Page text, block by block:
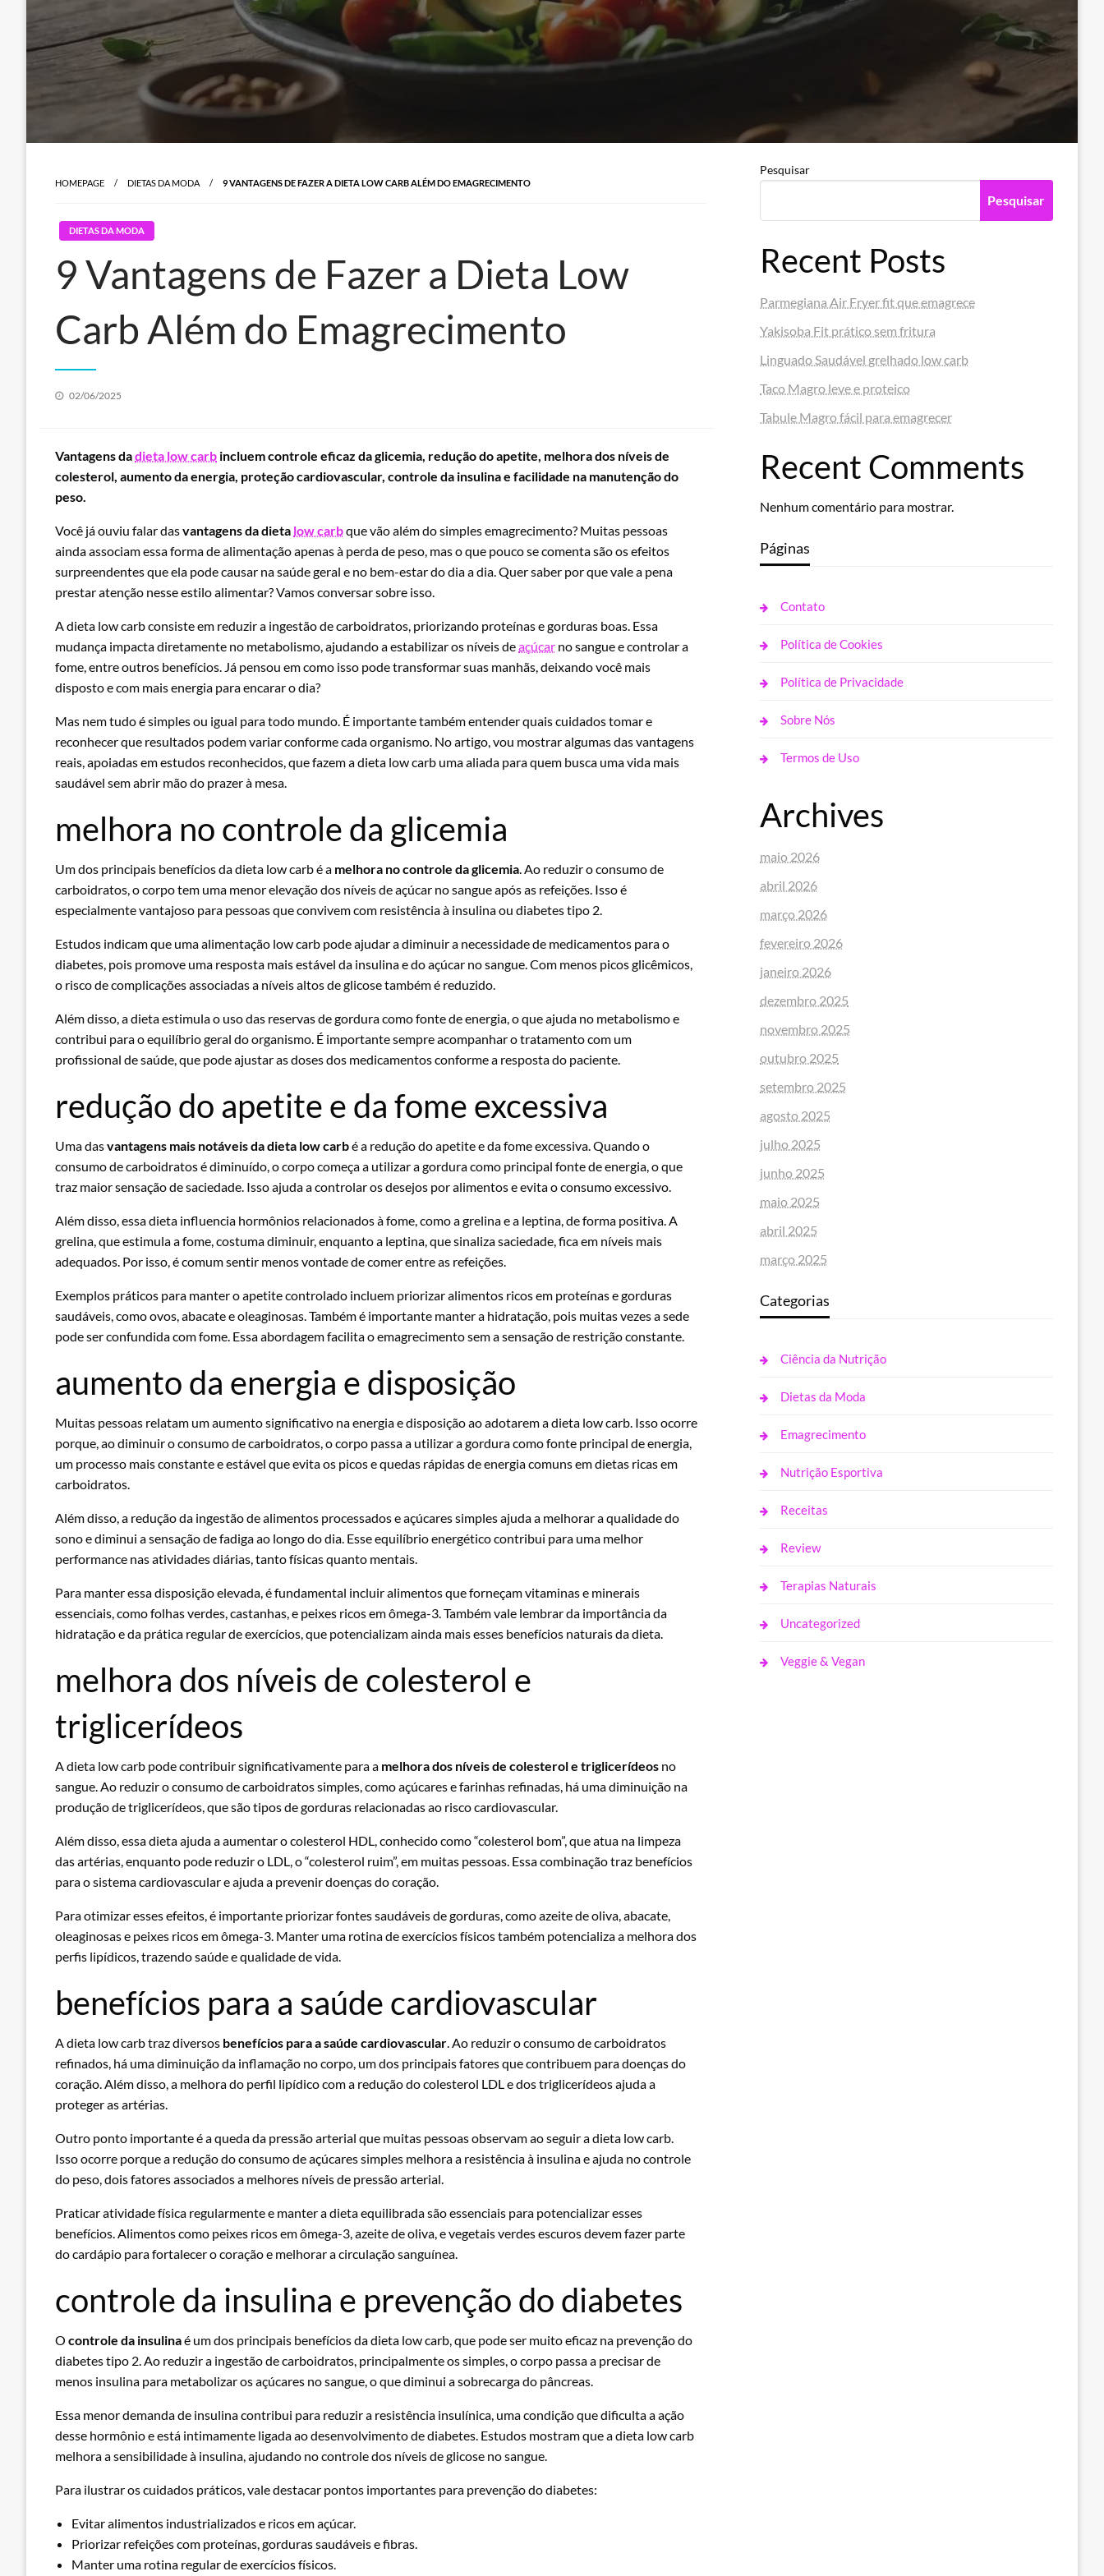
HOMEPAGE DIETAS DA MODA 9 VANTAGENS DE FAZER A DIETA LOW CARB ALÉM DO EMAGRECIMENTO
DIETAS DA MODA
9 Vantagens de Fazer a Dieta Low
Carb Além do Emagrecimento
Posted
02/06/2025
Vantagens dadieta low carb incluem controle eficaz da glicemia, redução do apetite, melhora dos níveis de
colesterol, aumento da energia, proteção cardiovascular, controle da insulina e facilidade na manutenção do
peso.
Você já ouviu falar dasvantagens da dieta low carbque vão além do simples emagrecimento? Muitas pessoas
ainda associam essa forma de alimentação apenas à perda de peso, mas o que pouco se comenta são os efeitos
surpreendentes que ela pode causar na saúde geral e no bem-estar do dia a dia. Quer saber por que vale a pena
prestar atenção nesse estilo alimentar? Vamos conversar sobre isso.
A dieta low carb consiste em reduzir a ingestão de carboidratos, priorizando proteínas e gorduras boas. Essa
mudança impacta diretamente no metabolismo, ajudando a estabilizar os níveis deaçúcar no sangue e controlar a
fome, entre outros benefícios. Já pensou em como isso pode transformar suas manhãs, deixando você mais
disposto e com mais energia para encarar o dia?
Mas nem tudo é simples ou igual para todo mundo. É importante também entender quais cuidados tomar e
reconhecer que resultados podem variar conforme cada organismo. No artigo, vou mostrar algumas das vantagens
reais, apoiadas em estudos reconhecidos, que fazem a dieta low carb uma aliada para quem busca uma vida mais
saudável sem abrir mão do prazer à mesa.
melhora no controle da glicemia
Um dos principais benefícios da dieta low carb é a melhora no controle da glicemia. Ao reduzir o consumo de
carboidratos, o corpo tem uma menor elevação dos níveis de açúcar no sangue após as refeições. Isso é
especialmente vantajoso para pessoas que convivem com resistência à insulina ou diabetes tipo 2.
Estudos indicam que uma alimentação low carb pode ajudar a diminuir a necessidade de medicamentos para o
diabetes, pois promove uma resposta mais estável da insulina e do açúcar no sangue. Com menos picos glicêmicos,
o risco de complicações associadas a níveis altos de glicose também é reduzido.
Além disso, a dieta estimula o uso das reservas de gordura como fonte de energia, o que ajuda no metabolismo e
contribui para o equilíbrio geral do organismo. É importante sempre acompanhar o tratamento com um
profissional de saúde, que pode ajustar as doses dos medicamentos conforme a resposta do paciente.
redução do apetite e da fome excessiva
Uma dasvantagens mais notáveis da dieta low carbé a redução do apetite e da fome excessiva. Quando o
consumo de carboidratos é diminuído, o corpo começa a utilizar a gordura como principal fonte de energia, o que
traz maior sensação de saciedade. Isso ajuda a controlar os desejos por alimentos e evita o consumo excessivo.
Além disso, essa dieta influencia hormônios relacionados à fome, como a grelina e a leptina, de forma positiva. A
grelina, que estimula a fome, costuma diminuir, enquanto a leptina, que sinaliza saciedade, fica em níveis mais
adequados. Por isso, é comum sentir menos vontade de comer entre as refeições.
Exemplos práticos para manter o apetite controlado incluem priorizar alimentos ricos em proteínas e gorduras
saudáveis, como ovos, abacate e oleaginosas. Também é importante manter a hidratação, pois muitas vezes a sede
pode ser confundida com fome. Essa abordagem facilita o emagrecimento sem a sensação de restrição constante.
aumento da energia e disposição
Muitas pessoas relatam um aumento significativo na energia e disposição ao adotarem a dieta low carb. Isso ocorre
porque, ao diminuir o consumo de carboidratos, o corpo passa a utilizar a gordura como fonte principal de energia,
um processo mais constante e estável que evita os picos e quedas rápidas de energia comuns em dietas ricas em
carboidratos.
Além disso, a redução da ingestão de alimentos processados e açúcares simples ajuda a melhorar a qualidade do
sono e diminui a sensação de fadiga ao longo do dia. Esse equilíbrio energético contribui para uma melhor
performance nas atividades diárias, tanto físicas quanto mentais.
Para manter essa disposição elevada, é fundamental incluir alimentos que forneçam vitaminas e minerais
essenciais, como folhas verdes, castanhas, e peixes ricos em ômega-3. Também vale lembrar da importância da
hidratação e da prática regular de exercícios, que potencializam ainda mais esses benefícios naturais da dieta.
melhora dos níveis de colesterol e
triglicerídeos
A dieta low carb pode contribuir significativamente para a melhora dos níveis de colesterol e triglicerídeos no
sangue. Ao reduzir o consumo de carboidratos simples, como açúcares e farinhas refinadas, há uma diminuição na
produção de triglicerídeos, que são tipos de gorduras relacionadas ao risco cardiovascular.
Além disso, essa dieta ajuda a aumentar o colesterol HDL, conhecido como “colesterol bom”, que atua na limpeza
das artérias, enquanto pode reduzir o LDL, o “colesterol ruim”, em muitas pessoas. Essa combinação traz benefícios
para o sistema cardiovascular e ajuda a prevenir doenças do coração.
Para otimizar esses efeitos, é importante priorizar fontes saudáveis de gorduras, como azeite de oliva, abacate,
oleaginosas e peixes ricos em ômega-3. Manter uma rotina de exercícios físicos também potencializa a melhora dos
perfis lipídicos, trazendo saúde e qualidade de vida.
benefícios para a saúde cardiovascular
A dieta low carb traz diversos benefícios para a saúde cardiovascular. Ao reduzir o consumo de carboidratos
refinados, há uma diminuição da inflamação no corpo, um dos principais fatores que contribuem para doenças do
coração. Além disso, a melhora do perfil lipídico com a redução do colesterol LDL e dos triglicerídeos ajuda a
proteger as artérias.
Outro ponto importante é a queda da pressão arterial que muitas pessoas observam ao seguir a dieta low carb.
Isso ocorre porque a redução do consumo de açúcares simples melhora a resistência à insulina e ajuda no controle
do peso, dois fatores associados a melhores níveis de pressão arterial.
Praticar atividade física regularmente e manter a dieta equilibrada são essenciais para potencializar esses
benefícios. Alimentos como peixes ricos em ômega-3, azeite de oliva, e vegetais verdes escuros devem fazer parte
do cardápio para fortalecer o coração e melhorar a circulação sanguínea.
controle da insulina e prevenção do diabetes
O controle da insulinaé um dos principais benefícios da dieta low carb, que pode ser muito eficaz na prevenção do
diabetes tipo 2. Ao reduzir a ingestão de carboidratos, principalmente os simples, o corpo passa a precisar de
menos insulina para metabolizar os açúcares no sangue, o que diminui a sobrecarga do pâncreas.
Essa menor demanda de insulina contribui para reduzir a resistência insulínica, uma condição que dificulta a ação
desse hormônio e está intimamente ligada ao desenvolvimento de diabetes. Estudos mostram que a dieta low carb
melhora a sensibilidade à insulina, ajudando no controle dos níveis de glicose no sangue.
Para ilustrar os cuidados práticos, vale destacar pontos importantes para prevenção do diabetes:
Evitar alimentos industrializados e ricos em açúcar.
Priorizar refeições com proteínas, gorduras saudáveis e fibras.
Manter uma rotina regular de exercícios físicos.
Pesquisar
Pesquisar
Recent Posts
Parmegiana Air Fryer fit que emagrece
Yakisoba Fit prático sem fritura
Linguado Saudável grelhado low carb
Taco Magro leve e proteico
Tabule Magro fácil para emagrecer
Recent Comments
Nenhum comentário para mostrar.
Páginas
Contato
Política de Cookies
Política de Privacidade
Sobre Nós
Termos de Uso
Archives
maio 2026
abril 2026
março 2026
fevereiro 2026
janeiro 2026
dezembro 2025
novembro 2025
outubro 2025
setembro 2025
agosto 2025
julho 2025
junho 2025
maio 2025
abril 2025
março 2025
Categorias
Ciência da Nutrição
Dietas da Moda
Emagrecimento
Nutrição Esportiva
Receitas
Review
Terapias Naturais
Uncategorized
Veggie & Vegan